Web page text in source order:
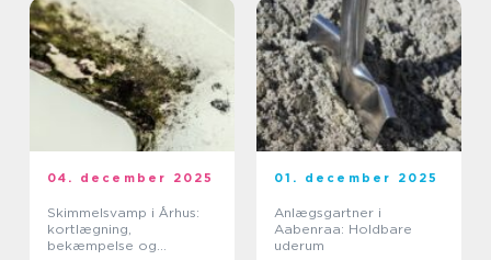
04. december 2025
Skimmelsvamp i Århus:
kortlægning,
bekæmpelse og
01. december 2025
Anlægsgartner i
Aabenraa: Holdbare
uderum